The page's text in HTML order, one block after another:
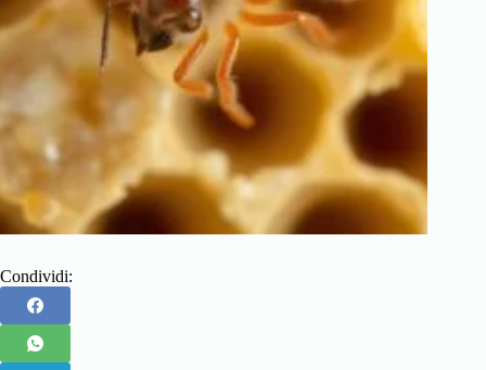
Condividi: